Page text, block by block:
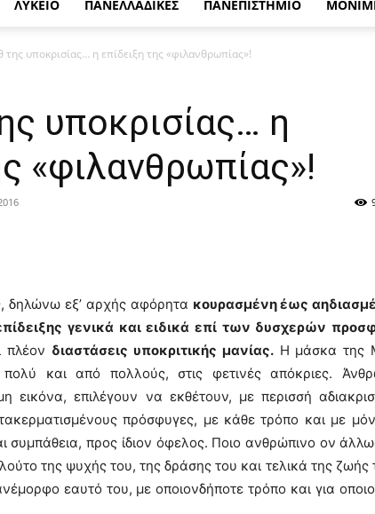
ΛΥΚΕΙΟ ΠΑΝΕΛΛΑΔΙΚΕΣ ΠΑΝΕΠΙΣΤΗΜΙΟ
της υποκρισίας… η επίδειξη της «φιλανθρωπίας»!
υποκρισίας… η
«φιλανθρωπίας»!
δηλώνω εξ’ αρχής αφόρητα κουρασμένη έως
γενικά και ειδικά επί των δυσχερών
πλέον διαστάσεις υποκριτικής μανίας.Η μάσκα της
και από πολλούς, στις φετινές απόκριες.
εικόνα, επιλέγουν να εκθέτουν, με περισσή
πρόσφυγες, με κάθε τρόπο και με
συμπάθεια, προς ίδιον όφελος. Ποιο ανθρώπινο ον
της ψυχής του, της δράσης του και τελικά της ζωής
εαυτό του, με οποιονδήποτε τρόπο και για